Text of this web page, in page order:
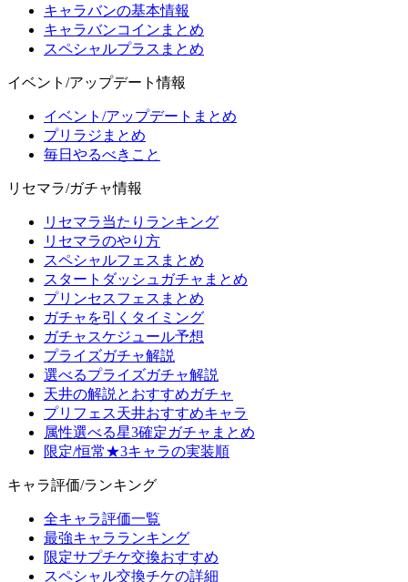
キャラバンの基本情報
キャラバンコインまとめ
スペシャルプラスまとめ
イベント/アップデート情報
イベント/アップデートまとめ
プリラジまとめ
毎日やるべきこと
リセマラ/ガチャ情報
リセマラ当たりランキング
リセマラのやり方
スペシャルフェスまとめ
スタートダッシュガチャまとめ
プリンセスフェスまとめ
ガチャを引くタイミング
ガチャスケジュール予想
プライズガチャ解説
選べるプライズガチャ解説
天井の解説とおすすめガチャ
プリフェス天井おすすめキャラ
属性選べる星3確定ガチャまとめ
限定/恒常★3キャラの実装順
キャラ評価/ランキング
全キャラ評価一覧
最強キャラランキング
限定サプチケ交換おすすめ
スペシャル交換チケの詳細